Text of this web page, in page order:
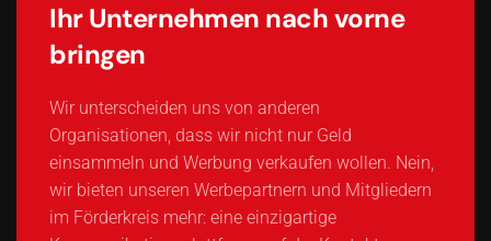
Ihr Unternehmen nach vorne
bringen
Wir unterscheiden uns von anderen
Organisationen, dass wir nicht nur Geld
einsammeln und Werbung verkaufen wollen. Nein,
wir bieten unseren Werbepartnern und Mitgliedern
im Förderkreis mehr: eine einzigartige